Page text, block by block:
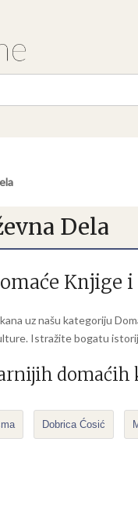
Dela
Knjige
uz našu kategoriju
Istražite bogatu
domaćih
Dobrica Ćosić